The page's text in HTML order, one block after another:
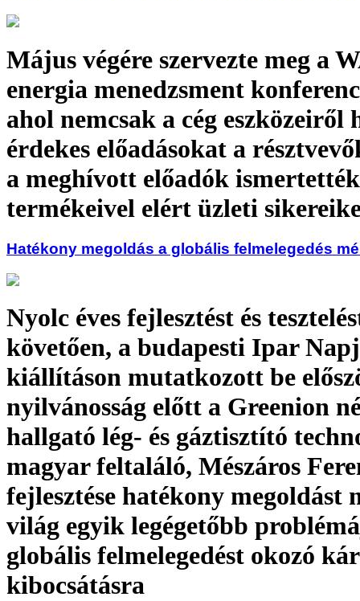
Május végére szervezte meg a
energia menedzsment
ahol nemcsak a cég
érdekes előadásokat a
a meghívott előadók
termékeivel elért üzleti
Hatékony megoldás a globális felmelegedés
Nyolc éves fejlesztést és
követően, a budapesti Ipar
kiállításon mutatkozott be
nyilvánosság előtt a Greenion
hallgató lég- és gáztisztító
magyar feltaláló, Mészáros
fejlesztése hatékony megoldást
világ egyik legégetőbb
globális felmelegedést okozó
kibocsátásra